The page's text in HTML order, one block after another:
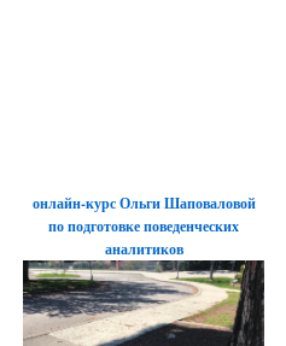
онлайн-курс Ольги Шаповаловой
по подготовке поведенческих
аналитиков